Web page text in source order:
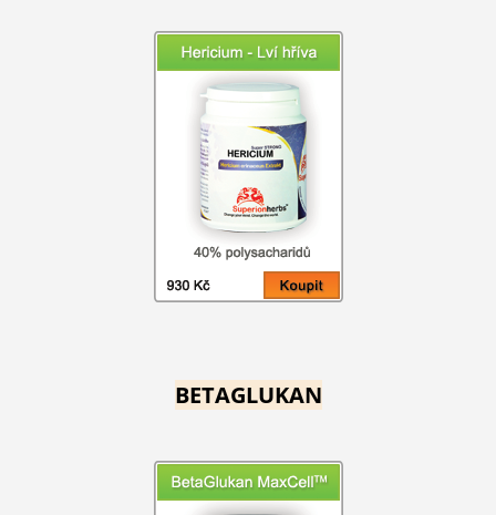
BETAGLUKAN